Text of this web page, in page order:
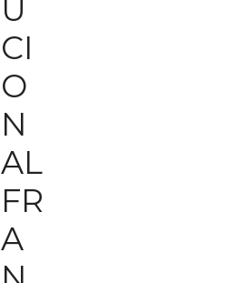
U
CI
O
N
AL
FR
A